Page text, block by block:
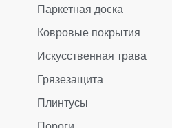
Паркетная доска
Ковровые покрытия
Искусственная трава
Грязезащита
Плинтусы